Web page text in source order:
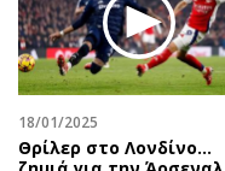
18/01/2025
Θρίλερ στο Λονδίνο…